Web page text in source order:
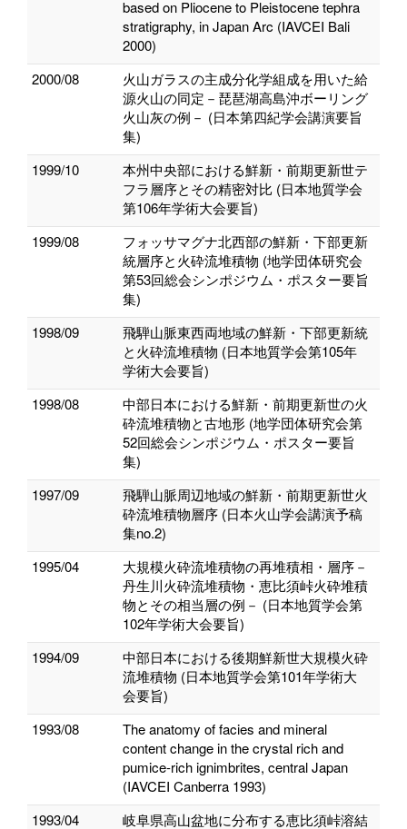
based on Pliocene to Pleistocene tephra
stratigraphy, in Japan Arc (IAVCEI Bali
2000)
2000/08
火山ガラスの主成分化学組成を用いた給
源火山の同定－琵琶湖高島沖ボーリング
火山灰の例－ (日本第四紀学会講演要旨
集)
1999/10
本州中央部における鮮新・前期更新世テ
フラ層序とその精密対比 (日本地質学会
第106年学術大会要旨)
1999/08
フォッサマグナ北西部の鮮新・下部更新
統層序と火砕流堆積物 (地学団体研究会
第53回総会シンポジウム・ポスター要旨
集)
1998/09
飛騨山脈東西両地域の鮮新・下部更新統
と火砕流堆積物 (日本地質学会第105年
学術大会要旨)
1998/08
中部日本における鮮新・前期更新世の火
砕流堆積物と古地形 (地学団体研究会第
52回総会シンポジウム・ポスター要旨
集)
1997/09
飛騨山脈周辺地域の鮮新・前期更新世火
砕流堆積物層序 (日本火山学会講演予稿
集no.2)
1995/04
大規模火砕流堆積物の再堆積相・層序－
丹生川火砕流堆積物・恵比須峠火砕堆積
物とその相当層の例－ (日本地質学会第
102年学術大会要旨)
1994/09
中部日本における後期鮮新世大規模火砕
流堆積物 (日本地質学会第101年学術大
会要旨)
1993/08
The anatomy of facies and mineral
content change in the crystal rich and
pumice-rich ignimbrites, central Japan
(IAVCEI Canberra 1993)
1993/04
岐阜県高山盆地に分布する恵比須峠溶結